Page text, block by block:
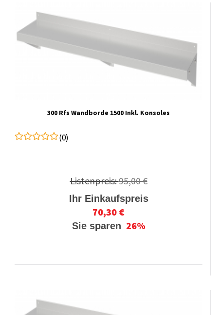
300 Rfs Wandborde 1500 Inkl. Konsoles
(0)
Listenpreis:95,00 €
Ihr Einkaufspreis
70,30 €
Sie sparen 26%